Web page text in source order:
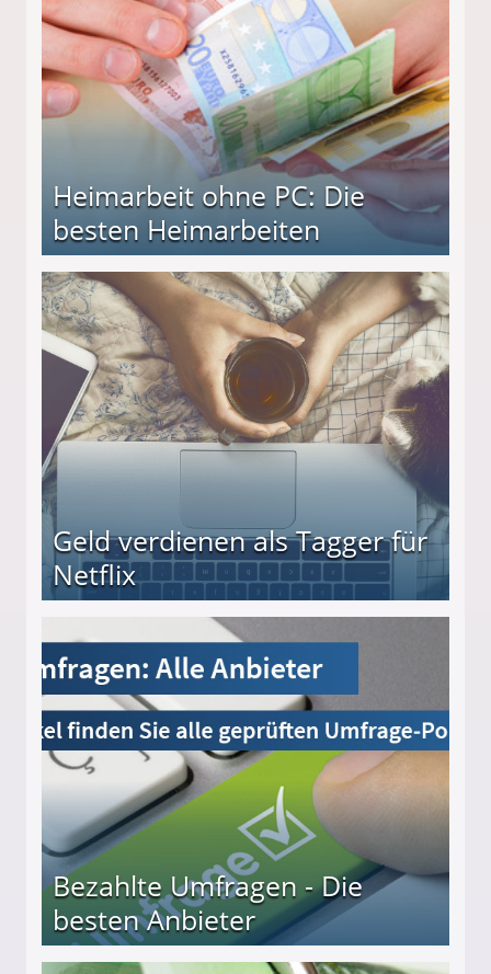
Heimarbeit ohne PC: Die
besten Heimarbeiten
Geld verdienen als Tagger für
Netflix
Bezahlte Umfragen - Die
besten Anbieter